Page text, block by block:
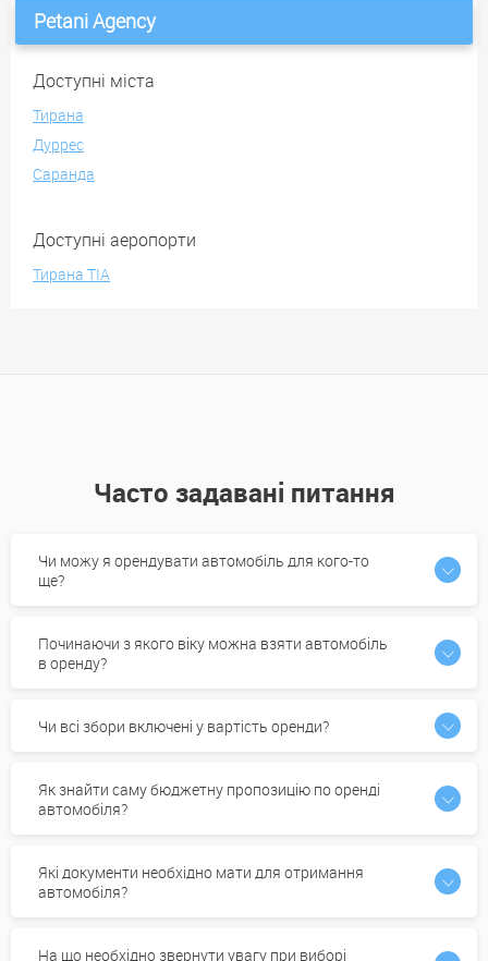
Petani Agency
Доступні міста
Тирана
Дуррес
Саранда
Доступні аеропорти
Тирана TIA
Часто задавані питання
Чи можу я орендувати автомобіль для кого-то
ще?
Починаючи з якого віку можна взяти автомобіль
в оренду?
Чи всі збори включені у вартість оренди?
Як знайти саму бюджетну пропозицію по оренді
автомобіля?
Які документи необхідно мати для отримання
автомобіля?
На що необхідно звернути увагу при виборі